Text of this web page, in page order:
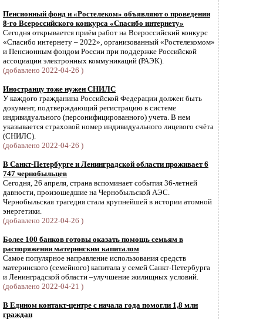
Пенсионный фонд и «Ростелеком» объявляют о проведении
8-го Всероссийского конкурса «Спасибо интернету»
Сегодня открывается приём работ на Всероссийский конкурс
«Спасибо интернету – 2022», организованный «Ростелекомом»
и Пенсионным фондом России при поддержке Российской
ассоциации электронных коммуникаций (РАЭК).
(добавлено 2022-04-26 )
Иностранцу тоже нужен СНИЛС
У каждого гражданина Российской Федерации должен быть
документ, подтверждающий регистрацию в системе
индивидуального (персонифицированного) учета. В нем
указывается страховой номер индивидуального лицевого счёта
(СНИЛС).
(добавлено 2022-04-26 )
В Санкт-Петербурге и Ленинградской области проживает 6
747 чернобыльцев
Сегодня, 26 апреля, страна вспоминает события 36-летней
давности, произошедшие на Чернобыльской АЭС.
Чернобыльская трагедия стала крупнейшей в истории атомной
энергетики.
(добавлено 2022-04-26 )
Более 100 банков готовы оказать помощь семьям в
распоряжении материнским капиталом
Самое популярное направление использования средств
материнского (семейного) капитала у семей Санкт-Петербурга
и Ленинградской области –улучшение жилищных условий.
(добавлено 2022-04-21 )
В Едином контакт-центре с начала года помогли 1,8 млн
граждан